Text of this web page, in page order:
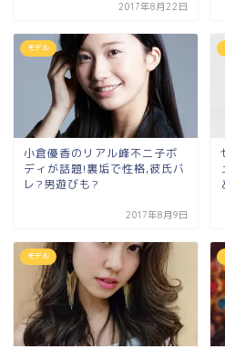
2017年8月22日
モデル
小倉優香のリアル峰不二子ボ
ディが話題!裏垢で性格,彼氏バ
レ?男遊びも?
2017年8月9日
モデル